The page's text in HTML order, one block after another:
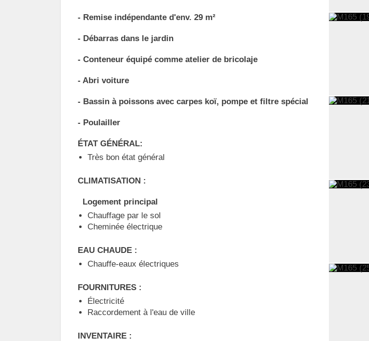
- Remise indépendante d'env. 29 m²
- Débarras dans le jardin
- Conteneur équipé comme atelier de bricolaje
- Abri voiture
- Bassin à poissons avec carpes koï, pompe et filtre spécial
- Poulailler
ÉTAT GÉNÉRAL:
Très bon état général
CLIMATISATION :
Logement principal
Chauffage par le sol
Cheminée électrique
EAU CHAUDE :
Chauffe-eaux électriques
FOURNITURES :
Électricité
Raccordement à l'eau de ville
INVENTAIRE :